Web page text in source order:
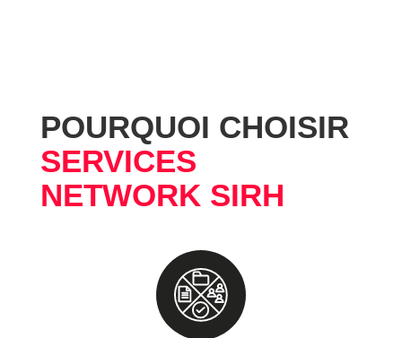
POURQUOI CHOISIR
SERVICES
NETWORK SIRH